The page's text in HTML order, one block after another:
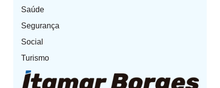
Saúde
Segurança
Social
Turismo